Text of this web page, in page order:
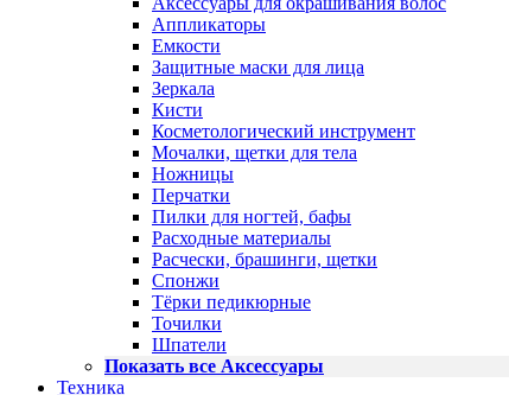
Аппликаторы
Емкости
Защитные маски для лица
Зеркала
Кисти
Косметологический инструмент
Мочалки, щетки для тела
Ножницы
Перчатки
Пилки для ногтей, бафы
Расходные материалы
Расчески, брашинги, щетки
Спонжи
Тёрки педикюрные
Точилки
Шпатели
Показать все Аксессуары
Техника